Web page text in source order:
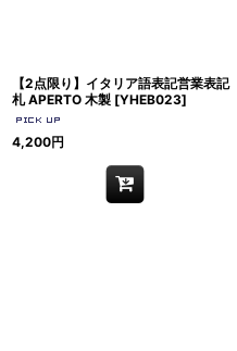
【2点限り】イタリア語表記営業表記
札 APERTO 木製 [YHEB023]
4,200円